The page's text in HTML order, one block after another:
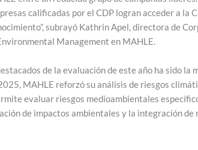
calificadas por el CDP logran acceder a la
subrayó Kathrin Apel, directora de
Management en MAHLE.
de la evaluación de este año ha sido
MAHLE reforzó su análisis de riesgos
evaluar riesgos medioambientales
de impactos ambientales y la integración de